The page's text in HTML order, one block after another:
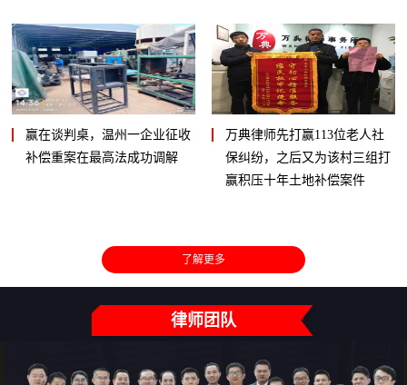
赢在谈判桌，温州一企业征收
补偿重案在最高法成功调解
万典律师先打赢113位老人社
保纠纷，之后又为该村三组打
赢积压十年土地补偿案件
了解更多
律师团队